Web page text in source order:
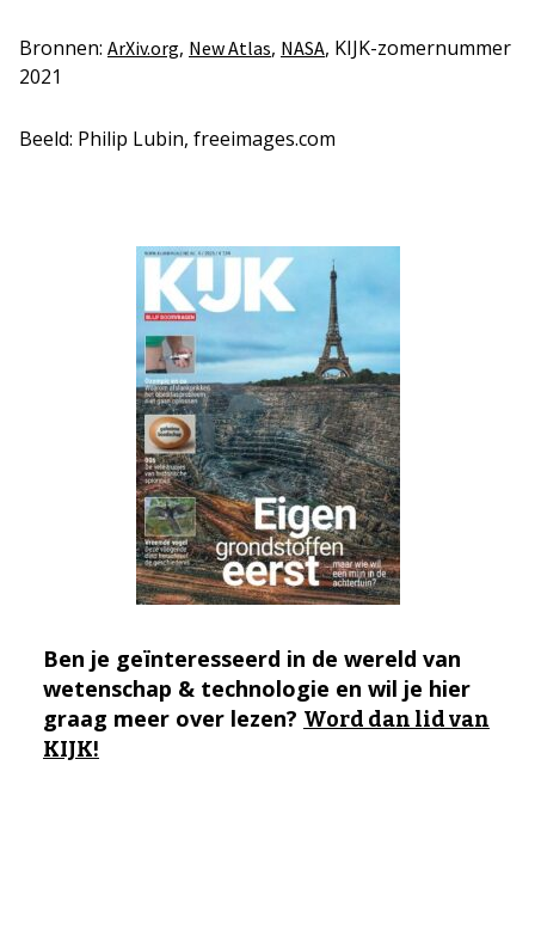
Bronnen: ArXiv.org, New Atlas, NASA, KIJK-zomernummer
2021
Beeld: Philip Lubin, freeimages.com
Ben je geïnteresseerd in de wereld van
wetenschap & technologie en wil je hier
graag meer over lezen? Word dan lid van
KIJK!